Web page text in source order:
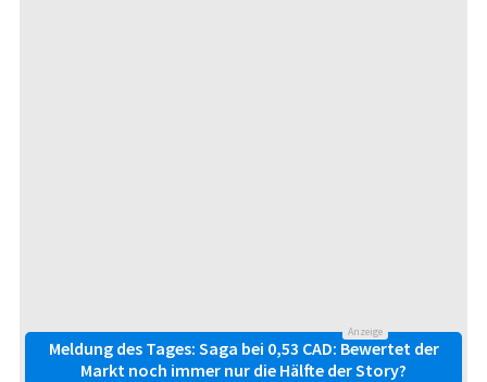
Anzeige
Meldung des Tages: Saga bei 0,53 CAD: Bewertet der
Markt noch immer nur die Hälfte der Story?